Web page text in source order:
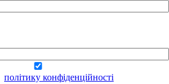
політику конфіденційності